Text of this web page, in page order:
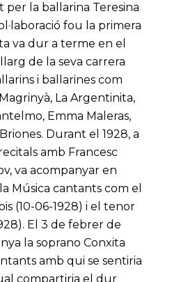
la ballarina Teresina
fou la primera
va dur a terme en el
de la seva carrera
i ballarines com
La Argentinita,
Emma Maleras,
Durant el 1928, a
amb Francesc
va acompanyar en
Música cantants com el
(10-06-1928) i el tenor
El 3 de febrer de
la soprano Conxita
amb qui se sentiria
compartiria el dur